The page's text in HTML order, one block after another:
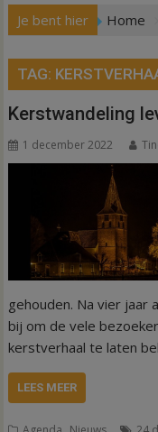
Je bent hier Home
TAG:
Kerstwandeling
1 december 2022
gehouden. Na vier jaar
bij om de vele
kerstverhaal te laten
LEES MEER
,